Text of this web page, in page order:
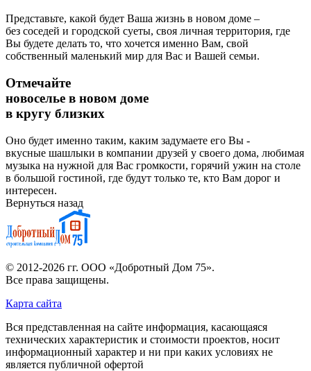
Представьте, какой будет Ваша жизнь в новом доме –
без соседей и городской суеты, своя личная территория, где
Вы будете делать то, что хочется именно Вам, свой
собственный маленький мир для Вас и Вашей семьи.
Отмечайте
новоселье в новом доме
в кругу близких
Оно будет именно таким, каким задумаете его Вы -
вкусные шашлыки в компании друзей у своего дома, любимая
музыка на нужной для Вас громкости, горячий ужин на столе
в большой гостиной, где будут только те, кто Вам дорог и
интересен.
Вернуться назад
© 2012-2026 гг. ООО «Добротный Дом 75».
Все права защищены.
Карта сайта
Вся представленная на сайте информация, касающаяся
технических характеристик и стоимости проектов, носит
информационный характер и ни при каких условиях не
является публичной офертой